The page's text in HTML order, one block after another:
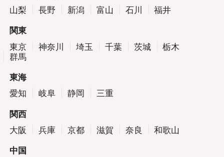
山梨
長野 新潟 富山 石川
福井
関東
東京
神奈川 埼玉 千葉 茨城
栃木
群馬
東海
愛知
岐阜 静岡
三重
関西
大阪
兵庫 京都 滋賀 奈良
和歌山
中国